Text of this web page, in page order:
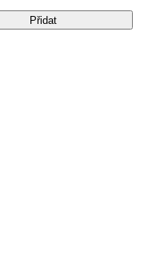
Přidat